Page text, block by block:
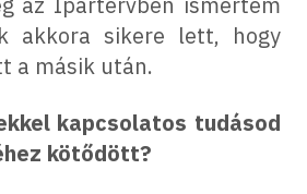
akkora sikere lett, hogy
a másik után.
kapcsolatos tudásod
kötődött?